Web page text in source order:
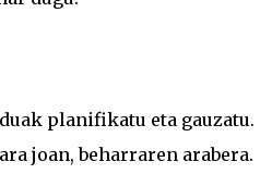
planifikatu eta gauzatu.
joan, beharraren arabera.